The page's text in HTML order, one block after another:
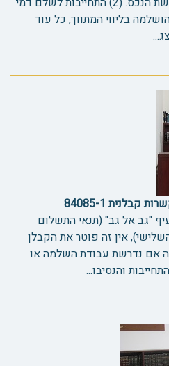
בליווי המתווך, כל עוד
84085-1
"גב אל גב" (תנאי התשלום
אין זה פוטר את הקבלן
אם נדרשת עבודת השלמה או
והנסיבו...